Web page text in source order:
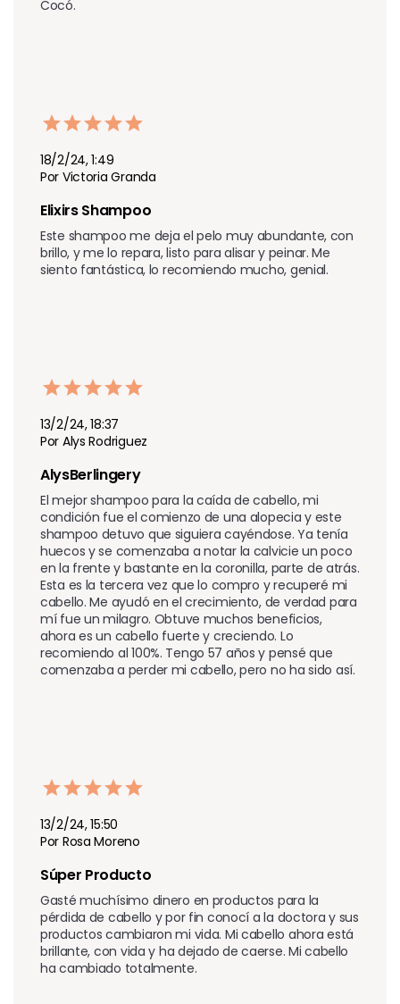
Cocó.
18/2/24, 1:49
Por Victoria Granda
Elixirs Shampoo
Este shampoo me deja el pelo muy abundante, con
brillo, y me lo repara, listo para alisar y peinar. Me
siento fantástica, lo recomiendo mucho, genial.
13/2/24, 18:37
Por Alys Rodriguez
AlysBerlingery
El mejor shampoo para la caída de cabello, mi
condición fue el comienzo de una alopecia y este
shampoo detuvo que siguiera cayéndose. Ya tenía
huecos y se comenzaba a notar la calvicie un poco
en la frente y bastante en la coronilla, parte de atrás.
Esta es la tercera vez que lo compro y recuperé mi
cabello. Me ayudó en el crecimiento, de verdad para
mí fue un milagro. Obtuve muchos beneficios,
ahora es un cabello fuerte y creciendo. Lo
recomiendo al 100%. Tengo 57 años y pensé que
comenzaba a perder mi cabello, pero no ha sido así.
13/2/24, 15:50
Por Rosa Moreno
Súper Producto
Gasté muchísimo dinero en productos para la
pérdida de cabello y por fin conocí a la doctora y sus
productos cambiaron mi vida. Mi cabello ahora está
brillante, con vida y ha dejado de caerse. Mi cabello
ha cambiado totalmente.